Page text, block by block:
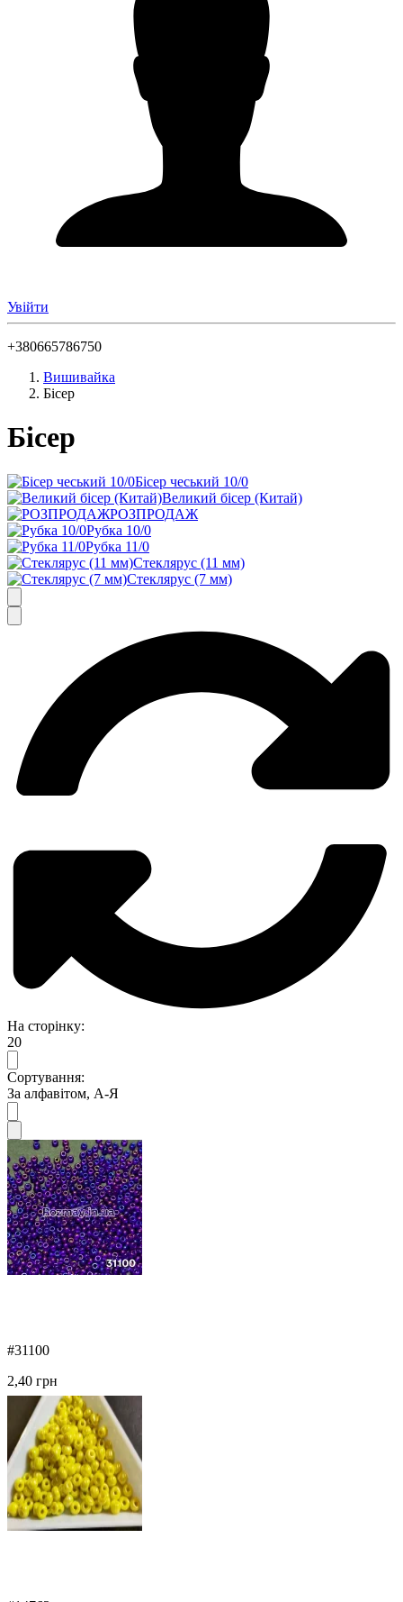
Увійти
+380665786750
Вишивайка
Бісер
Бісер
Бісер чеський 10/0
Великий бісер (Китай)
РОЗПРОДАЖ
Рубка 10/0
Рубка 11/0
Стеклярус (11 мм)
Стеклярус (7 мм)
На сторінку:
20
Сортування:
За алфавітом, А-Я
#31100
2,40 грн
Купити
Бісер 31100